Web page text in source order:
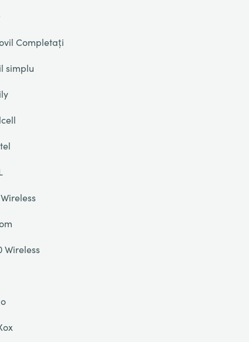
Completați
simplu
Wireless